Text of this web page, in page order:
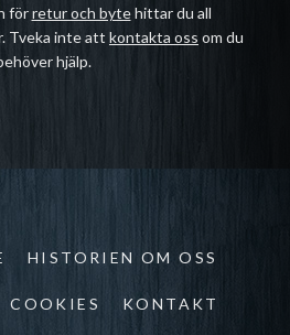
förretur och bytehittar du all
Tveka inte att kontakta oss om du
hjälp.
HISTORIEN OM OSS
COOKIES KONTAKT